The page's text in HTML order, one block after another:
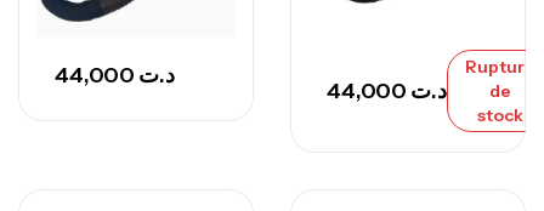
د.ت
د.ت
Rupture
de
stock